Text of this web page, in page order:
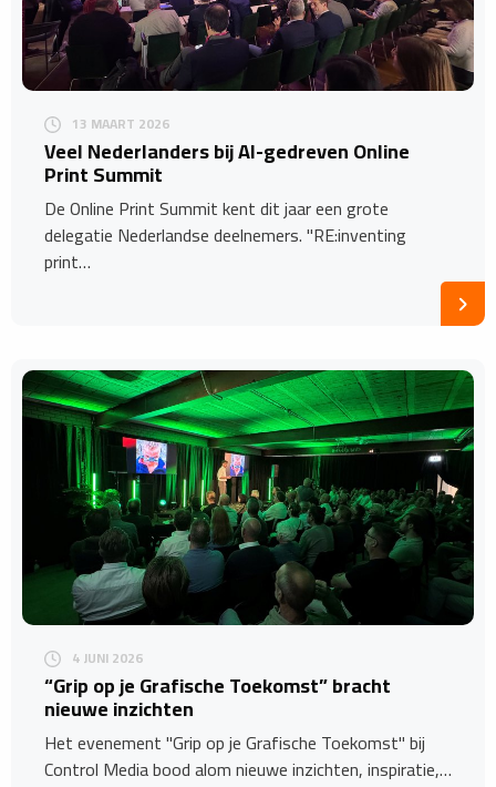
13 MAART 2026
Veel Nederlanders bij AI-gedreven Online
Print Summit
De Online Print Summit kent dit jaar een grote
delegatie Nederlandse deelnemers. "RE:inventing
print…
4 JUNI 2026
“Grip op je Grafische Toekomst” bracht
nieuwe inzichten
Het evenement "Grip op je Grafische Toekomst" bij
Control Media bood alom nieuwe inzichten, inspiratie,…